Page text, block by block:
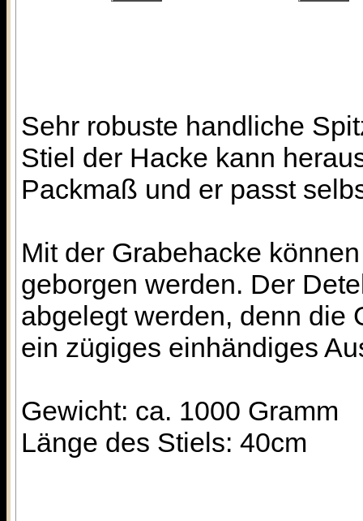
Sehr robuste handliche
Stiel der Hacke kann
Packmaß und er passt
Mit der Grabehacke
geborgen werden. Der
abgelegt werden, denn die
ein zügiges einhändiges
Gewicht: ca. 1000 Gramm
Länge des Stiels: 40cm